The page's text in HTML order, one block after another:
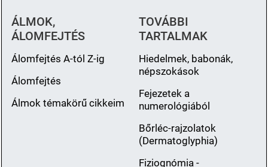
ÁLMOK,
ÁLOMFEJTÉS
Álomfejtés A-tól Z-ig
Álomfejtés
Álmok témakörű cikkeim
TOVÁBBI
TARTALMAK
Hiedelmek, babonák,
népszokások
Fejezetek a
numerológiából
Bőrléc-rajzolatok
(Dermatoglyphia)
Fiziognómia -